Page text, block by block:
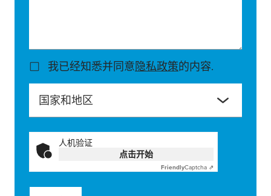
我已经知悉并同意隐私政策的内容.
国家和地区
人机验证
点击开始
FriendlyCaptcha ⇗